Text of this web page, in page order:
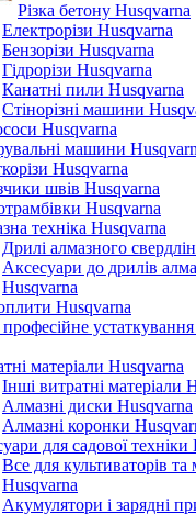
Різка бетону Husqvarna
Електрорізи Husqvarna
Бензорізи Husqvarna
Гідрорізи Husqvarna
Канатні пили Husqvarna
Стінорізні машини
Husqvarna
машини
Husqvarna
швів Husqvarna
Husqvarna
техніка Husqvarna
Дрилі алмазного
Аксесуари до дрилів
Husqvarna
Husqvarna
матеріали Husqvarna
Інші витратні матеріали
Алмазні диски Husqvarna
Алмазні коронки
для садової техніки
Все для культиваторів та
Husqvarna
Акумулятори і зарядні